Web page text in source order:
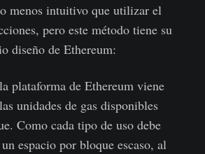
menos intuitivo que utilizar el
pero este método tiene su
diseño de Ethereum:
plataforma de Ethereum viene
unidades de gas disponibles
Como cada tipo de uso debe
espacio por bloque escaso, al